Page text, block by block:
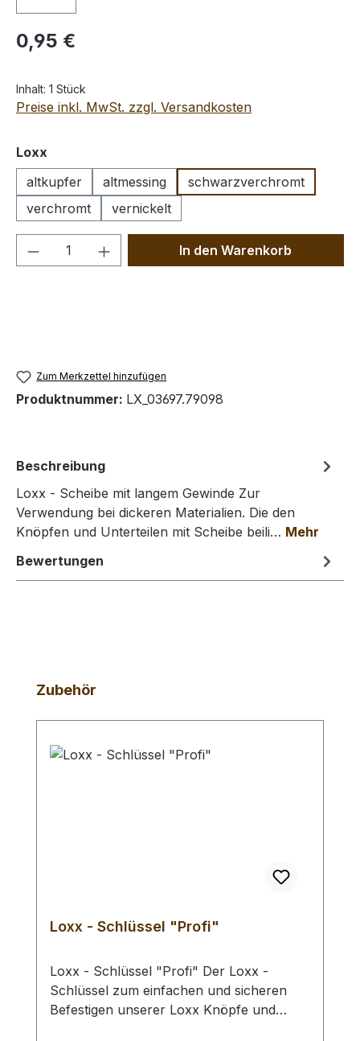
Regulärer Preis:
0,95 €
Inhalt: 1 Stück
Preise inkl. MwSt. zzgl. Versandkosten
Loxx
altkupfer
altmessing
schwarzverchromt
verchromt
vernickelt
Produkt Anzahl: Gib denIn den Warenkorb
Zum Merkzettel hinzufügen
Produktnummer: LX_03697.79098
Beschreibung
Loxx - Scheibe mit langem Gewinde Zur
Verwendung bei dickeren Materialien. Die den
Knöpfen und Unterteilen mit Scheibe beili… Mehr
Bewertungen
Produktgalerie überspringen
Zubehör
Loxx - Schlüssel "Profi"
Loxx - Schlüssel "Profi" Der Loxx -
Schlüssel zum einfachen und sicheren
Befestigen unserer Loxx Knöpfe und